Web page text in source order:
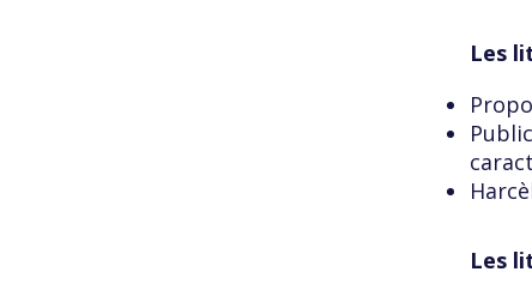
Les
Les